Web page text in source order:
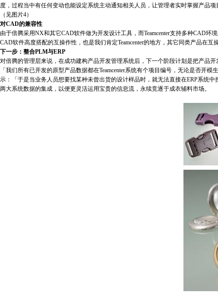
度，过程当中有任何变动也能设定系统主动通知相关人员，让管理者实时掌握产品
（见图片4）
对CAD的兼容性
由于倍腾采用NX和其它CAD软件做为开发设计工具，而Teamcenter支持多种CAD
CAD软件高度搭配的互操作性，也是我们肯定Teamcenter的地方，其它同类产品在互
下一步：整合PLM与ERP
对倍腾的管理层来说，在成功建构产品开发管理系统后，下一个阶段计划是把产品
「我们所有已开发的原型产品数据都在Teamcenter系统有个项目编号，无论是否开
示：「于是当业务人员想要找某种未曾出货的设计样品时，就无法直接在ERP系统
两大系统数据的集成，以便更灵活运用宝贵的信息流，永续竞逐于成衣辅料市场。